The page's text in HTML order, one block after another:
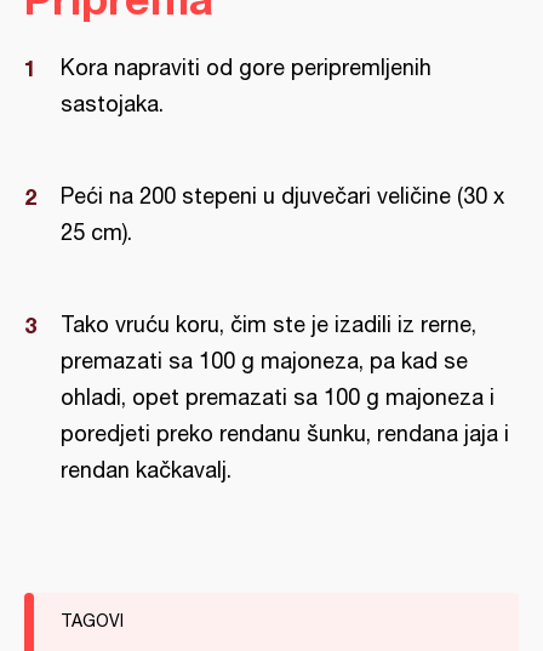
Kora napraviti od gore peripremljenih
sastojaka.
Peći na 200 stepeni u djuvečari veličine (30 x
25 cm).
Tako vruću koru, čim ste je izadili iz rerne,
premazati sa 100 g majoneza, pa kad se
ohladi, opet premazati sa 100 g majoneza i
poredjeti preko rendanu šunku, rendana jaja i
rendan kačkavalj.
TAGOVI